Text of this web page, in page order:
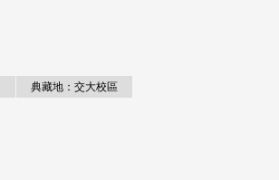
典藏地：交大校區